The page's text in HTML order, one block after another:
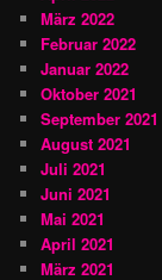
März 2022
Februar 2022
Januar 2022
Oktober 2021
September 2021
August 2021
Juli 2021
Juni 2021
Mai 2021
April 2021
März 2021